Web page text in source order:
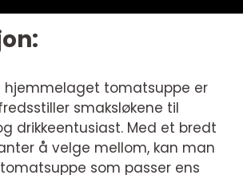
hjemmelaget tomatsuppe er
smaksløkene til
drikkeentusiast. Med et bredt
å velge mellom, kan man
som passer ens